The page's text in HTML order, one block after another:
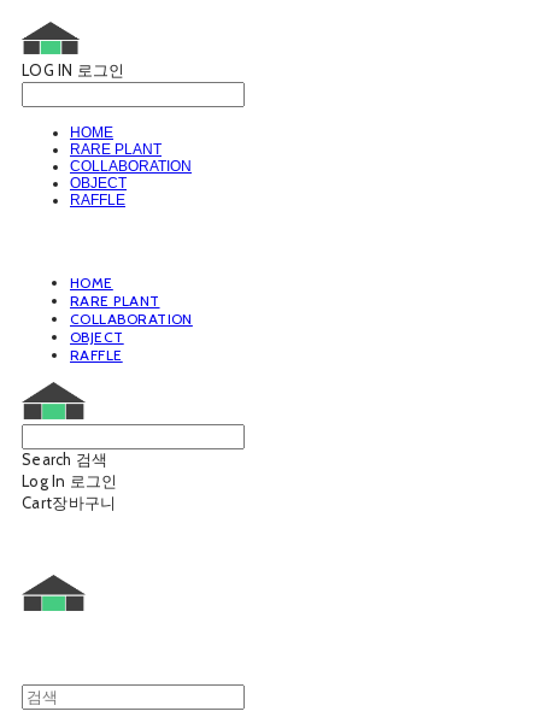
LOG IN 로그인
HOME
RARE PLANT
COLLABORATION
OBJECT
RAFFLE
HOME
RARE PLANT
COLLABORATION
OBJECT
RAFFLE
Search 검색
Log In 로그인
Cart장바구니